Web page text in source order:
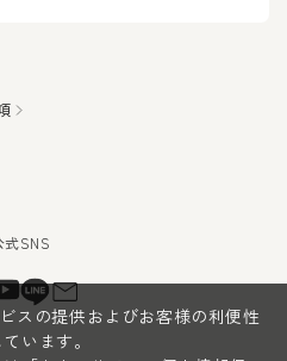
スの提供およびお客様の利便性
います。